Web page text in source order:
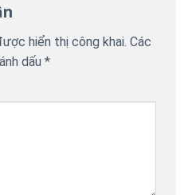
hiển thị công khai. Các
dấu *